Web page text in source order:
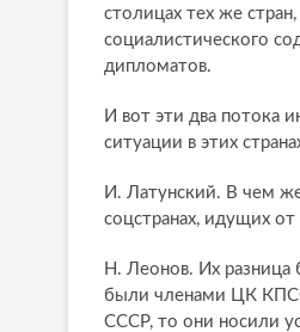
столицах тех же
социалистического
дипломатов.
И вот эти два потока
ситуации в этих
И. Латунский. В чем
соцстранах, идущих
Н. Леонов. Их
были членами ЦК
СССР, то они носили